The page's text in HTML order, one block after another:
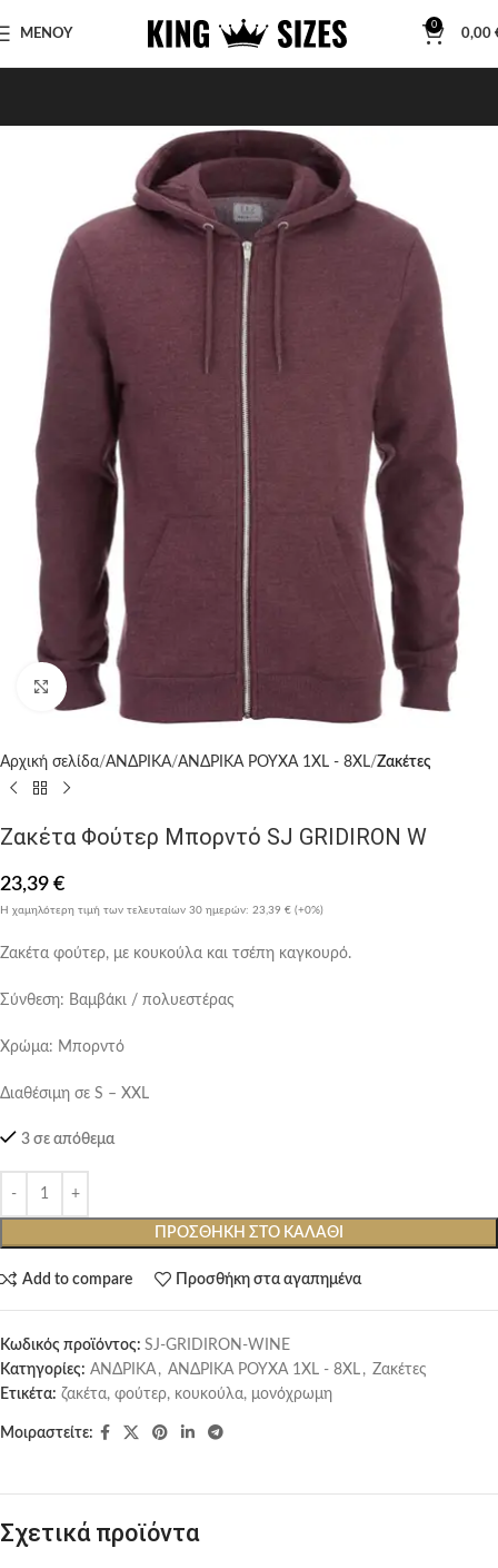
ΜΕΝΟΥ
0
0,00
Click to enlarge
Αρχική σελίδα ΑΝΔΡΙΚΑ ΑΝΔΡΙΚΑ ΡΟΥΧΑ 1XL - 8XL Ζακέτες
Ζακέτα Φούτερ Μπορντό SJ GRIDIRON W
23,39 €
Η χαμηλότερη τιμή των τελευταίων 30 ημερών: 23,39 € (+0%)
Ζακέτα φούτερ, με κουκούλα και τσέπη καγκουρό.
Σύνθεση: Βαμβάκι / πολυεστέρας
Χρώμα: Μπορντό
Διαθέσιμη σε S – XXL
3 σε απόθεμα
ΠΡΟΣΘΉΚΗ ΣΤΟ ΚΑΛΆΘΙ
Add to compare Προσθήκη στα αγαπημένα
Κωδικός προϊόντος: SJ-GRIDIRON-WINE
Κατηγορίες: ΑΝΔΡΙΚΑ , ΑΝΔΡΙΚΑ ΡΟΥΧΑ 1XL - 8XL , Ζακέτες
Ετικέτα: ζακέτα, φούτερ, κουκούλα, μονόχρωμη
Μοιραστείτε:
Σχετικά προϊόντα